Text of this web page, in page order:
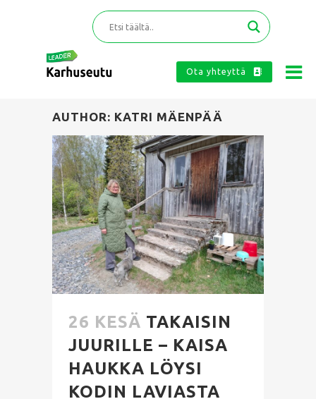
Ota yhteyttä
AUTHOR: KATRI MÄENPÄÄ
26 KESÄ TAKAISIN
JUURILLE – KAISA
HAUKKA LÖYSI
KODIN LAVIASTA